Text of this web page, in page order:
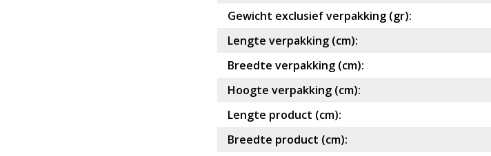
Gewicht exclusief verpakking (gr):
Lengte verpakking (cm):
Breedte verpakking (cm):
Hoogte verpakking (cm):
Lengte product (cm):
Breedte product (cm):